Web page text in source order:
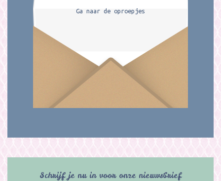
Ga naar de oproepjes
Schrijf je nu in voor onze nieuwsbrief